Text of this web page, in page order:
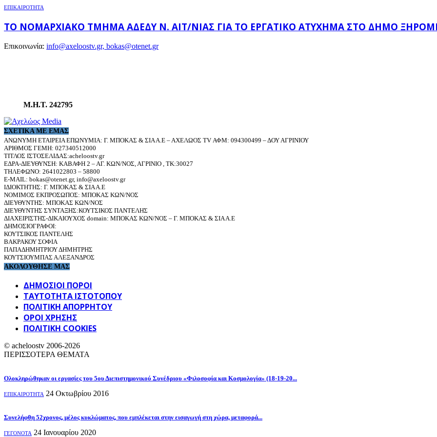
ΕΠΙΚΑΙΡΟΤΗΤΑ
ΤΟ ΝΟΜΑΡΧΙΑΚΌ ΤΜΉΜΑ ΑΔΕΔΥ Ν. ΑΙΤ/ΝΊΑΣ ΓΙΑ ΤΟ ΕΡΓΑΤΙΚΌ ΑΤΎΧΗΜΑ ΣΤΟ ΔΉΜΟ
Επικοινωνία: info@axeloostv.gr, bokas@otenet.gr
Μ.Η.Τ. 242795
ΣΧΕΤΙΚΆ ΜΕ ΕΜΆΣ
ΑΝΩΝΥΜΗ ΕΤΑΙΡΕΙΑ ΕΠΩΝΥΜΙΑ: Γ. ΜΠΟΚΑΣ & ΣΙΑ Α.Ε – ΑΧΕΛΩΟΣ TV ΑΦΜ: 094300499 – ΔΟΥ ΑΓΡΙΝΙΟΥ
ΑΡΙΘΜΟΣ ΓΕΜΗ: 027340512000
ΤΙΤΛΟΣ ΙΣΤΟΣΕΛΙΔΑΣ:acheloostv.gr
ΕΔΡΑ-ΔΙΕΥΘΥΝΣΗ: ΚΑΒΑΦΗ 2 – ΑΓ. ΚΩΝ/ΝΟΣ, ΑΓΡΙΝΙΟ , ΤΚ:30027
ΤΗΛΕΦΩΝΟ: 2641022803 – 58800
E-MAIL: bokas@otenet.gr, info@axeloostv.gr
ΙΔΙΟΚΤΗΤΗΣ: Γ. ΜΠΟΚΑΣ & ΣΙΑ Α.Ε
ΝΟΜΙΜΟΣ ΕΚΠΡΟΣΩΠΟΣ: ΜΠΟΚΑΣ ΚΩΝ/ΝΟΣ
ΔΙΕΥΘΥΝΤΗΣ: ΜΠΟΚΑΣ ΚΩΝ/ΝΟΣ
ΔΙΕΥΘΥΝΤΗΣ ΣΥΝΤΑΞΗΣ:ΚΟΥΤΣΙΚΟΣ ΠΑΝΤΕΛΗΣ
ΔΙΑΧΕΙΡΙΣΤΗΣ-ΔΙΚΑΙΟΥΧΟΣ domain: ΜΠΟΚΑΣ ΚΩΝ/ΝΟΣ – Γ. ΜΠΟΚΑΣ & ΣΙΑ Α.Ε
ΔΗΜΟΣΙΟΓΡΑΦΟΙ:
ΚΟΥΤΣΙΚΟΣ ΠΑΝΤΕΛΗΣ
ΒΑΚΡΑΚΟΥ ΣΟΦΙΑ
ΠΑΠΑΔΗΜΗΤΡΙΟΥ ΔΗΜΗΤΡΗΣ
ΚΟΥΤΣΙΟΥΜΠΑΣ ΑΛΕΞΑΝΔΡΟΣ
ΑΚΟΛΟΥΘΗΣΕ ΜΑΣ
ΔΗΜΟΣΙΟΙ ΠΟΡΟΙ
ΤΑΥΤΌΤΗΤΑ ΙΣΤΌΤΟΠΟΥ
ΠΟΛΙΤΙΚΉ ΑΠΟΡΡΉΤΟΥ
ΌΡΟΙ ΧΡΉΣΗΣ
ΠΟΛΙΤΙΚΗ COOKIES
© acheloostv 2006-2026
ΠΕΡΙΣΣΟΤΕΡΑ ΘΕΜΑΤΑ
Ολοκληρώθηκαν οι εργασίες του 5ου Διεπιστημονικού Συνέδριου «Φιλοσοφία και Κοσμολογία» (18-19-20...
ΕΠΙΚΑΙΡΟΤΗΤΑ 24 Οκτωβρίου 2016
Συνελήφθη 52χρονος, μέλος κυκλώματος, που εμπλέκεται στην εισαγωγή στη χώρα, μεταφορά...
ΓΕΓΟΝΟΤΑ 24 Ιανουαρίου 2020